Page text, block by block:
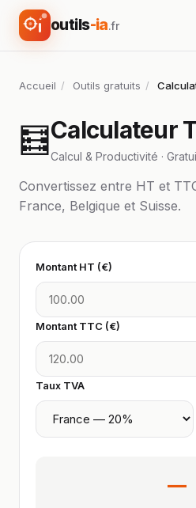
outils-ia.fr
Accueil / Outils gratuits /
🧮Calculateur
Calcul & Productivité ·
Convertissez entre HT et
France, Belgique et Suisse.
Montant HT (€)
Montant TTC (€)
Taux TVA
—